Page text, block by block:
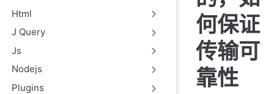
Html
J Query
Js
Nodejs
Plugins
何保证
传输可
靠性